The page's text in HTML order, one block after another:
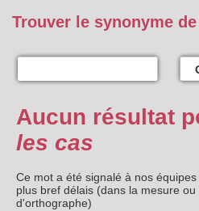
Trouver le synonyme de
Aucun résultat
les cas
Ce mot a été signalé à nos
plus bref délais (dans la mesure
d'orthographe)